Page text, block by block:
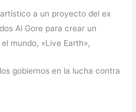
a un proyecto del ex
Al Gore para crear un
mundo, «Live Earth»,
gobiernos en la lucha contra